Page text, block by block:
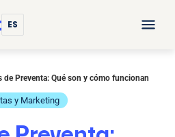
ES
de Preventa: Qué son y cómo funcionan
y Marketing